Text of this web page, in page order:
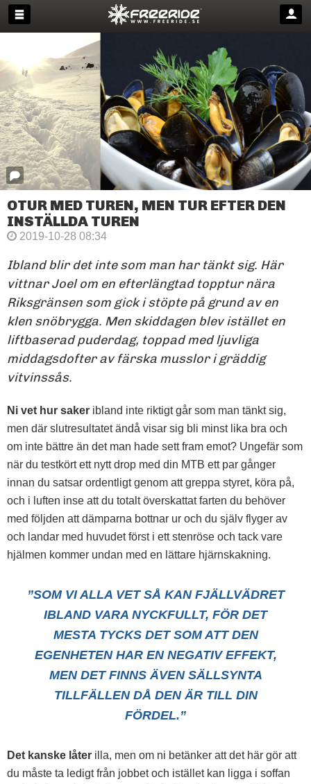
OTUR MED TUREN, MEN TUR EFTER DEN
INSTÄLLDA TUREN
2019-10-28 08:34
Ibland blir det inte som man har tänkt sig. Här
vittnar Joel om en efterlängtad topptur nära
Riksgränsen som gick i stöpte på grund av en
klen snöbrygga. Men skiddagen blev istället en
liftbaserad puderdag, toppad med ljuvliga
middagsdofter av färska musslor i gräddig
vitvinssås.
Ni vet hur saker ibland inte riktigt går som man tänkt sig,
men där slutresultatet ändå visar sig bli minst lika bra och
om inte bättre än det man hade sett fram emot? Ungefär som
när du testkört ett nytt drop med din MTB ett par gånger
innan du satsar ordentligt genom att greppa styret, köra på,
och i luften inse att du totalt överskattat farten du behöver
med följden att dämparna bottnar ur och du själv flyger av
och landar med huvudet först i ett stenröse och tack vare
hjälmen kommer undan med en lättare hjärnskakning.
”SOM VI ALLA VET SÅ KAN FJÄLLVÄDRET
IBLAND VARA NYCKFULLT, FÖR DET
MESTA TYCKS DET SOM ATT DEN
EGENHETEN HAR EN NEGATIV EFFEKT,
MEN DET FINNS ÄVEN SÄLLSYNTA
TILLFÄLLEN DÅ DEN ÄR TILL DIN
FÖRDEL.”
Det kanske låter illa, men om ni betänker att det här gör att
du måste ta ledigt från jobbet och istället kan ligga i soffan